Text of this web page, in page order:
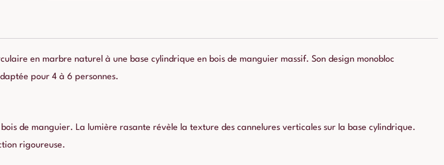
en marbre naturel à une base cylindrique en bois de manguier massif. Son design monobloc
pour 4 à 6 personnes.
de manguier. La lumière rasante révèle la texture des cannelures verticales sur la base cylindrique.
rigoureuse.